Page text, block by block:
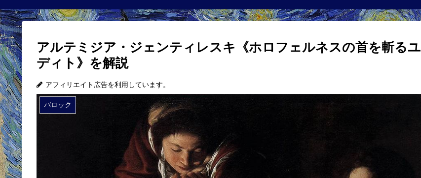
アルテミジア・ジェンティレスキ《ホロフェルネスの首を斬るユ
ディト》を解説
アフィリエイト広告を利用しています。
バロック